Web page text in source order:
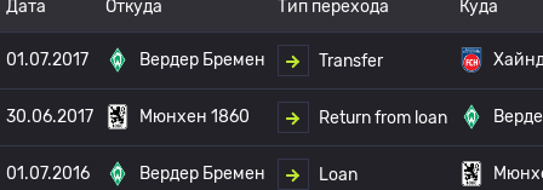
Дата Откуда Тип перехода Куда
01.07.2017 Вердер Бремен Transfer
30.06.2017 Мюнхен 1860 Return from loan
01.07.2016 Вердер Бремен Loan